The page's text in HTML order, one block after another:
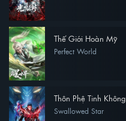
Thế Giới Hoàn Mỹ
Perfect World
Thôn Phệ Tinh Không
Swallowed Star